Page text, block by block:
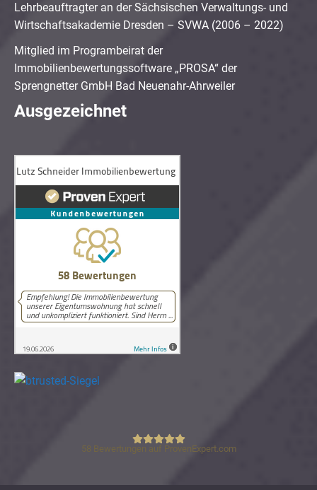
Lehrbeauftragter an der Sächsischen Verwaltungs- und
Wirtschaftsakademie Dresden – SVWA (2006 – 2022)
Mitglied im Programbeirat der
Immobilienbewertungssoftware „PROSA“ der
Sprengnetter GmbH Bad Neuenahr-Ahrweiler
Ausgezeichnet
Lutz Schneider Immobilienbewertung
58 Bewertungen auf ProvenExpert.com